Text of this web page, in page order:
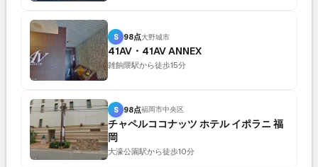
S 98点大野城市
41AV・41AV ANNEX
雑餉隈駅から徒歩15分
S 98点福岡市中央区
チャペルココナッツ ホテル イポラニ 福
岡
大濠公園駅から徒歩10分